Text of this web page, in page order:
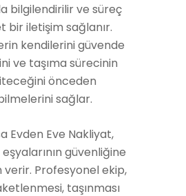
bilgilendirilir ve süreç
bir iletişim sağlanır.
kendilerini güvende
ve taşıma sürecinin
önceden
sağlar.
Evden Eve Nakliyat,
güvenliğine
verir. Profesyonel ekip,
taşınması